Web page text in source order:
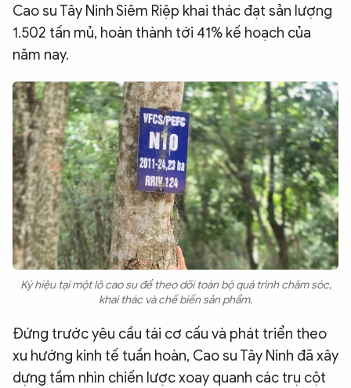
Cao su Tây Ninh Siêm Riệp khai thác đạt sản lượng
1.502 tấn mủ, hoàn thành tới 41% kế hoạch của
năm nay.
Ký hiệu tại một lô cao su để theo dõi toàn bộ quá trình chăm sóc,
khai thác và chế biến sản phẩm.
Đứng trước yêu cầu tái cơ cấu và phát triển theo
xu hướng kinh tế tuần hoàn, Cao su Tây Ninh đã xây
dựng tầm nhìn chiến lược xoay quanh các trụ cột